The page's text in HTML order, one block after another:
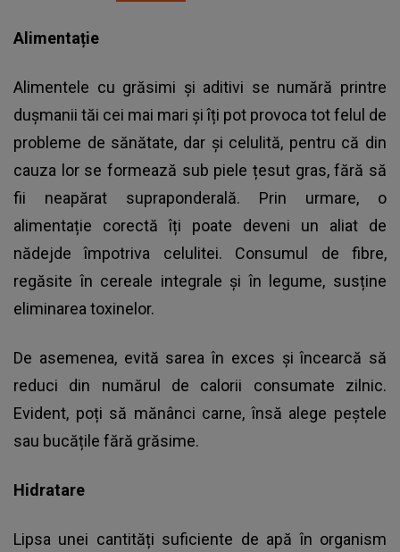
Alimentație
Alimentele cu grăsimi și aditivi se numără printre
dușmanii tăi cei mai mari și îți pot provoca tot felul de
probleme de sănătate, dar și celulită, pentru că din
cauza lor se formează sub piele țesut gras, fără să
fii neapărat supraponderală. Prin urmare, o
alimentație corectă îți poate deveni un aliat de
nădejde împotriva celulitei. Consumul de fibre,
regăsite în cereale integrale și în legume, susține
eliminarea toxinelor.
De asemenea, evită sarea în exces și încearcă să
reduci din numărul de calorii consumate zilnic.
Evident, poți să mănânci carne, însă alege peștele
sau bucățile fără grăsime.
Hidratare
Lipsa unei cantități suficiente de apă în organism